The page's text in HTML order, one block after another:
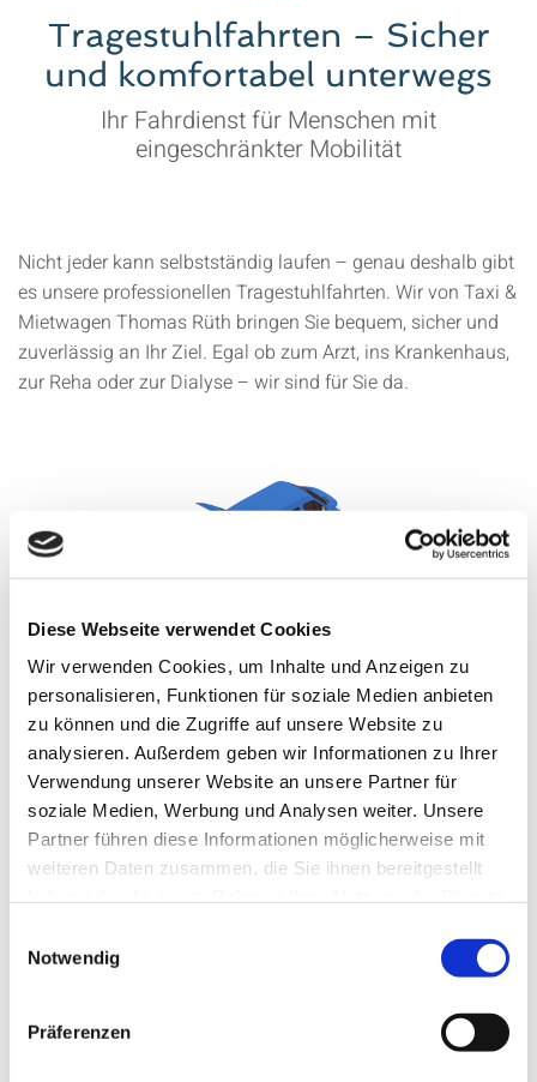
Diese Webseite verwendet Cookies
Wir verwenden Cookies, um Inhalte und Anzeigen zu
personalisieren, Funktionen für soziale Medien anbieten
zu können und die Zugriffe auf unsere Website zu
analysieren. Außerdem geben wir Informationen zu Ihrer
Verwendung unserer Website an unsere Partner für
soziale Medien, Werbung und Analysen weiter. Unsere
Partner führen diese Informationen möglicherweise mit
weiteren Daten zusammen, die Sie ihnen bereitgestellt
Notwendig
Präferenzen
Tragestuhlfahrten – Sicher
und komfortabel unterwegs
Ihr Fahrdienst für Menschen mit
eingeschränkter Mobilität
Nicht jeder kann selbstständig laufen – genau deshalb gibt
es unsere professionellen Tragestuhlfahrten. Wir von Taxi &
Mietwagen Thomas Rüth bringen Sie bequem, sicher und
zuverlässig an Ihr Ziel. Egal ob zum Arzt, ins Krankenhaus,
zur Reha oder zur Dialyse – wir sind für Sie da.
Komfortabler Transport im
Tragestuhl
Für Ihre Tragestuhlfahrt steht Ihnen ein eigenes
Spezialfahrzeug – unser Krankenwagen – zur
Verfügung. Hier sitzen Sie bequem und sicher
während der gesamten Fahrt, auch wenn kein eigener
Rollstuhl vorhanden ist.